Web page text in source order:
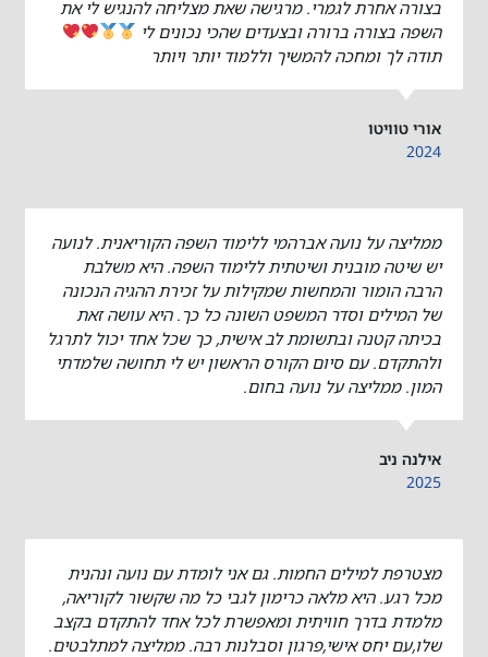
בצורה אחרת לגמרי. מרגישה שאת מצליחה להנגיש לי את
השפה בצורה ברורה ובצעדים שהכי נכונים לי
תודה לך ומחכה להמשיך וללמוד יותר ויותר
אורי טוויטו
2024
ממליצה על נועה אברהמי ללימוד השפה הקוריאנית. לנועה
יש שיטה מובנית ושיטתית ללימוד השפה. היא משלבת
הרבה הומור והמחשות שמקילות על זכירת ההגיה הנכונה
של המילים וסדר המשפט השונה כל כך. היא עושה זאת
בכיתה קטנה ובתשומת לב אישית, כך שכל אחד יכול לתרגל
ולהתקדם. עם סיום הקורס הראשון יש לי תחושה שלמדתי
המון. ממליצה על נועה בחום.
אילנה ניב
2025
מצטרפת למילים החמות. גם אני לומדת עם נועה ונהנית
מכל רגע. היא מלאה כרימון לגבי כל מה שקשור לקוריאה,
מלמדת בדרך חוויתית ומאפשרת לכל אחד להתקדם בקצב
שלו,עם יחס אישי,פרגון וסבלנות רבה. ממליצה למתלבטים.